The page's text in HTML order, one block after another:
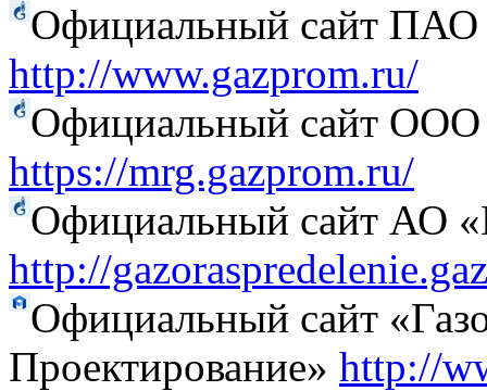
Официальный сайт ПАО
http://www.gazprom.ru/
Официальный сайт ООО
https://mrg.gazprom.ru/
Официальный сайт АО
http://
Официальный сайт
Проектирование» http://